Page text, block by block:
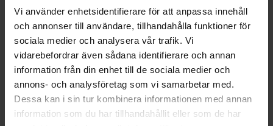
Vi använder enhetsidentifierare för att anpassa innehåll
och annonser till användare, tillhandahålla funktioner för
sociala medier och analysera vår trafik. Vi
vidarebefordrar även sådana identifierare och annan
information från din enhet till de sociala medier och
annons- och analysföretag som vi samarbetar med.
Dessa kan i sin tur kombinera informationen med annan
information som du har tillhandahållit eller som de har
Betalingsalternativene baserer seg på ditt ønskede
lånebeløp.